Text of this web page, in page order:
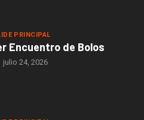
PRINCIPAL
Encuentro de Bolos
julio 24, 2026